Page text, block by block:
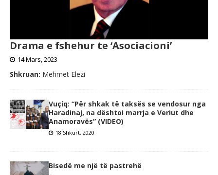
Drama e fshehur te ‘Asociacioni’
14 Mars, 2023
Shkruan: Mehmet Elezi
Vuçiq: “Për shkak të taksës se vendosur nga
Haradinaj, na dështoi marrja e Veriut dhe
Anamoravës” (VIDEO)
18 Shkurt, 2020
Bisedë me një të pastrehë